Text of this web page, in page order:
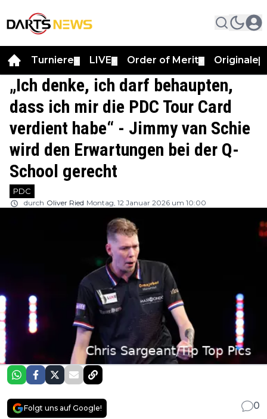
Turniere LIVE Order of Merit Originale
„Ich denke, ich darf behaupten,
dass ich mir die PDC Tour Card
verdient habe“ - Jimmy van Schie
wird den Erwartungen bei der Q-
School gerecht
PDC
durch Oliver Ried Montag, 12 Januar 2026 um 10:00
Folgt uns auf Google!
0